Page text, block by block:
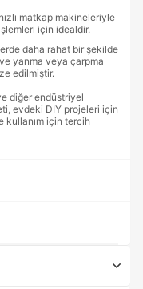
matkap makineleriyle
için idealdir.
daha rahat bir şekilde
yanma veya çarpma
edilmiştir.
diğer endüstriyel
evdeki DIY projeleri için
kullanım için tercih